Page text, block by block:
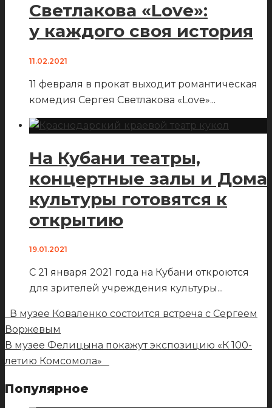
Светлакова «Love»:
у каждого своя история
11.02.2021
11 февраля в прокат выходит романтическая
комедия Сергея Светлакова «Love»...
На Кубани театры,
концертные залы и Дома
культуры готовятся к
открытию
19.01.2021
С 21 января 2021 года на Кубани откроются
для зрителей учреждения культуры...
В музее Коваленко состоится встреча с Сергеем
Воржевым
В музее Фелицына покажут экспозицию «К 100-
летию Комсомола»
Популярное